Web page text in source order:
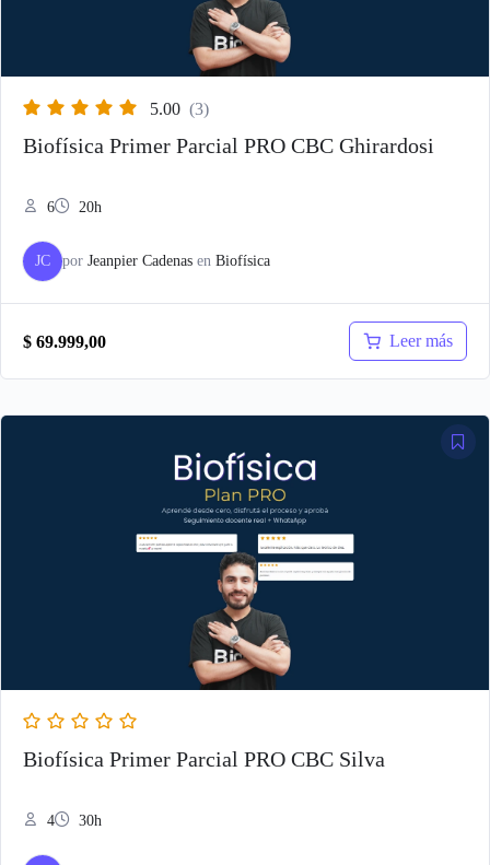
5.00 (3)
Biofísica Primer Parcial PRO CBC Ghirardosi
6 20h
JC por Jeanpier Cadenas en Biofísica
$ 69.999,00 Leer más
Biofísica Primer Parcial PRO CBC Silva
4 30h